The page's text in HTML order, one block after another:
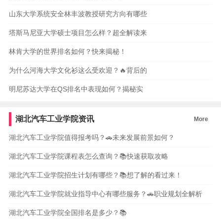
山东大学系统安全林丰波教授研究方向有哪些
塔斯马尼亚大学硕士项目怎么样？超全解读来
林肯大学的世界排名如何？快来揭秘！
为什么河海大学文化衫这么受欢迎？🔥背后的
明尼苏达大学在QS排名中表现如何？揭秘实
湖北汽车工业学院资讯 More
湖北汽车工业学院值得报考吗？🚗未来发展前景如何？
湖北汽车工业学院课程表怎么查询？📚快速获取攻略
湖北汽车工业学院招生计划有哪些？📚想了解的看过来！
湖北汽车工业学院就业指导中心有哪些服务？🚗职业规划全解析
湖北汽车工业学院全国排名是多少？📚